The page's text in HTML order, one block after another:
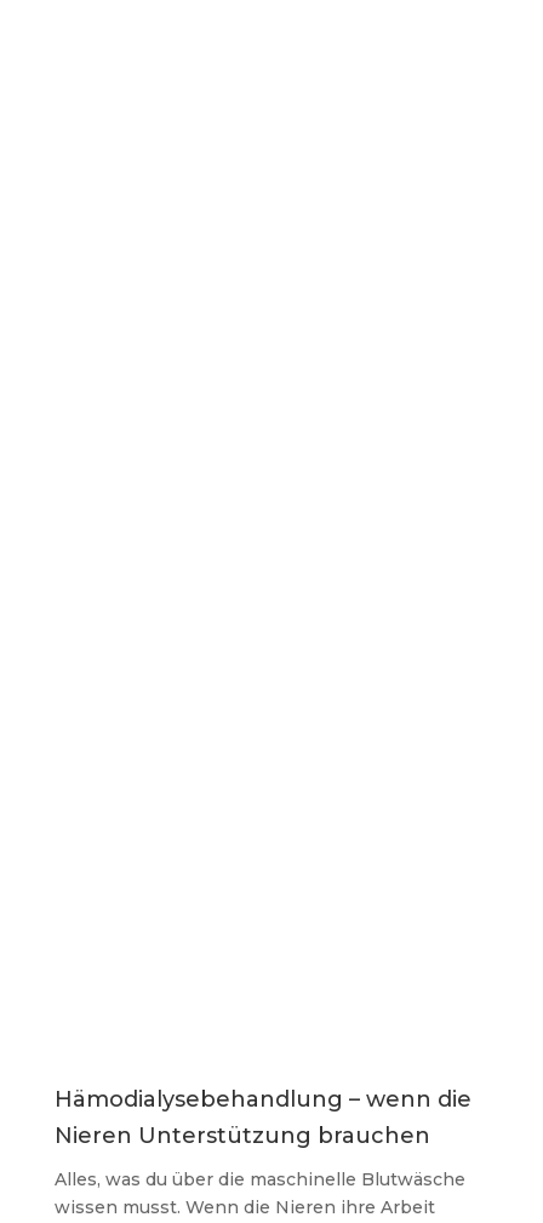
Hämodialysebehandlung – wenn die
Nieren Unterstützung brauchen
Alles, was du über die maschinelle Blutwäsche
wissen musst. Wenn die Nieren ihre Arbeit